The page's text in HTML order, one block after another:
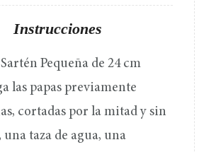
Instrucciones
Pequeña de 24 cm
las papas previamente
cortadas por la mitad y sin
una taza de agua, una